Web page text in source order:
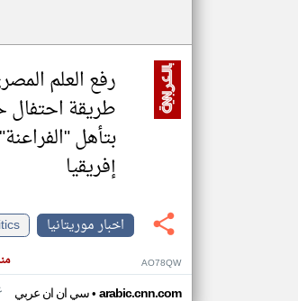
رفع العلم
طريقة
بتأهل
إفريقيا
اخبار موريتانيا
AO78QW
سي ان ان عربي• arabic.cnn.com